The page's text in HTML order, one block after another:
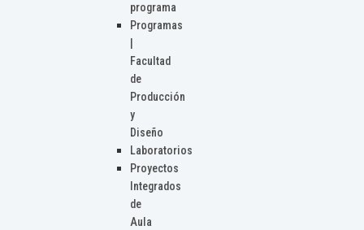
programa
Programas
Facultad
de
Producción
y
Diseño
Laboratorios
Proyectos
Integrados
de
Aula